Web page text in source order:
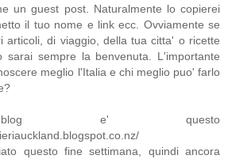
un guest post. Naturalmente lo copierei
il tuo nome e link ecc. Ovviamente se
articoli, di viaggio, della tua citta' o ricette
sarai sempre la benvenuta. L'importante
meglio l'Italia e chi meglio puo' farlo
e' questo
questo fine settimana, quindi ancora